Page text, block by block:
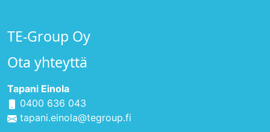
TE-Group Oy
Ota yhteyttä
Tapani Einola
0400 636 043
tapani.einola@tegroup.fi